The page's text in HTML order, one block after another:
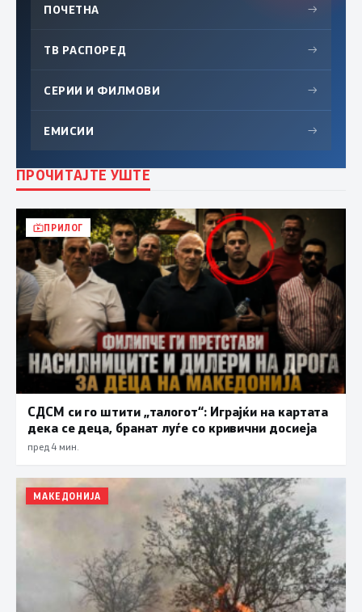
ПОЧЕТНА →
ТВ РАСПОРЕД →
СЕРИИ И ФИЛМОВИ →
ЕМИСИИ →
ПРОЧИТАЈТЕ УШТЕ
ПРИЛОГ
СДСМ си го штити „талогот“: Играјќи на картата
дека се деца, бранат луѓе со кривични досиеја
пред 4 мин.
МАКЕДОНИЈА